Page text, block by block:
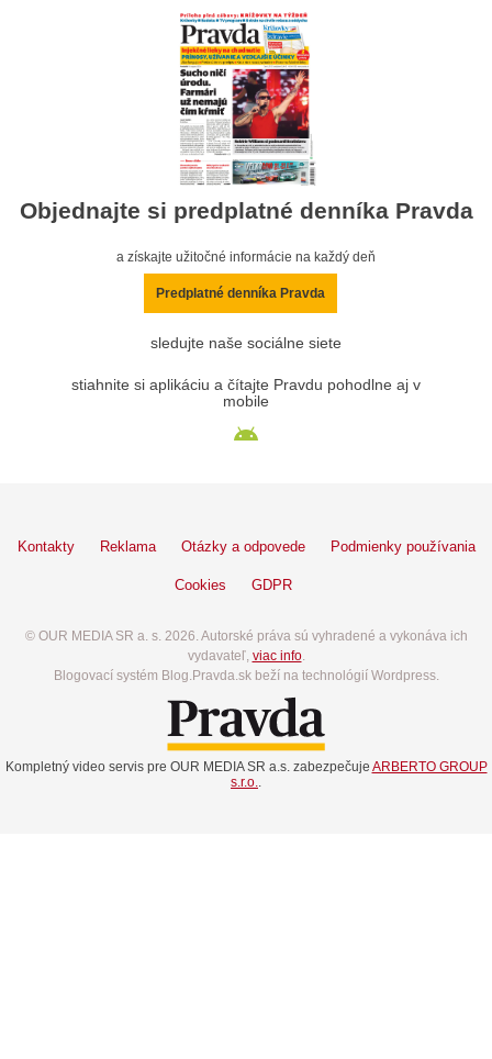
Objednajte si predplatné denníka Pravda
a získajte užitočné informácie na každý deň
Predplatné denníka Pravda
sledujte naše sociálne siete
stiahnite si aplikáciu a čítajte Pravdu pohodlne aj v
mobile
Kontakty Reklama Otázky a odpovede Podmienky používania
Cookies GDPR
© OUR MEDIA SR a. s. 2026. Autorské práva sú vyhradené a vykonáva ich
vydavateľ, viac info.
Blogovací systém Blog.Pravda.sk beží na technológií Wordpress.
Kompletný video servis pre OUR MEDIA SR a.s. zabezpečuje ARBERTO GROUP
s.r.o..